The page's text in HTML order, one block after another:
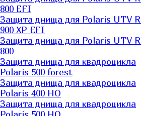
800 EFI
Защита днища для Polaris UTV
900 XP EFI
Защита днища для Polaris UTV
800
Защита днища для квадроцикла
Polaris 500 forest
Защита днища для квадроцикла
Polaris 400 HO
Защита днища для квадроцикла